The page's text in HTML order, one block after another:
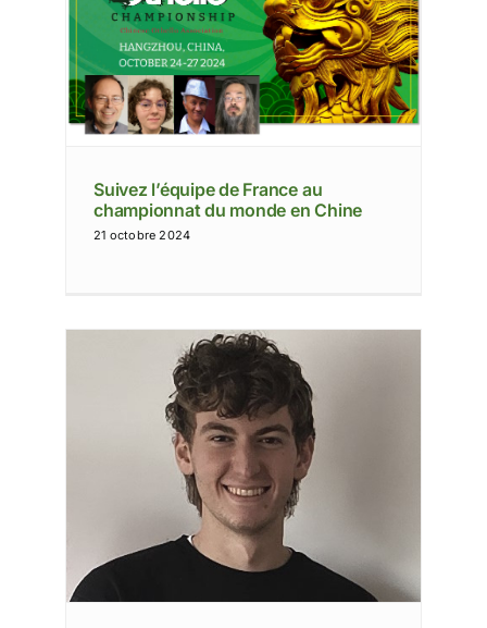
Suivez l’équipe de France au
championnat du monde en Chine
21 octobre 2024